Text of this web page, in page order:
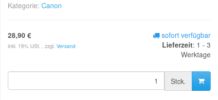
Kategorie: Canon
28,90 €
inkl. 19% USt. , zzgl. Versand
sofort verfügbar
Lieferzeit: 1 - 3
Werktage
Stck.